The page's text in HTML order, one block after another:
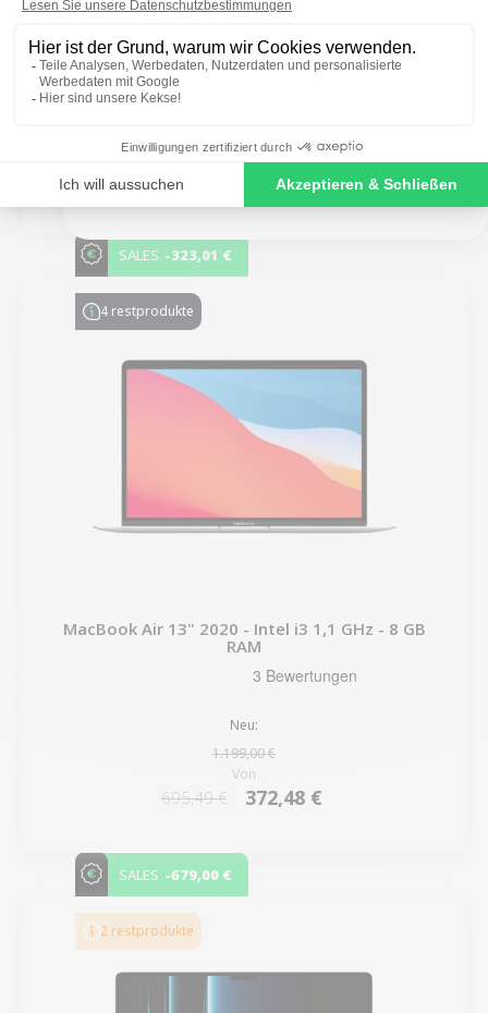
MacBook Air 13" 2019 - Intel i5 1,6 GHz - 16 GB
Von
651,84 € 445,23 €
SALES -323,01 €
4 restprodukte
MacBook Air 13" 2020 - Intel i3 1,1 GHz - 8 GB
RAM
Neu:
1.199,00 €
Von
695,49 € 372,48 €
SALES -679,00 €
2 restprodukte
SIGN ME UP!
NO, THANKS